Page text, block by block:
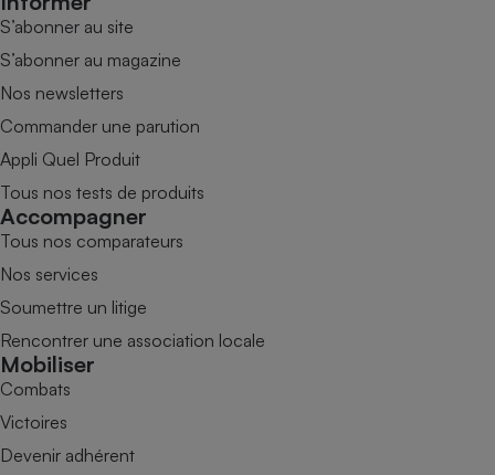
S’abonner au site
S’abonner au magazine
Nos newsletters
Commander une parution
Appli Quel Produit
Tous nos tests de produits
Accompagner
Tous nos comparateurs
Nos services
Soumettre un litige
Rencontrer une association locale
Mobiliser
Combats
Victoires
Devenir adhérent